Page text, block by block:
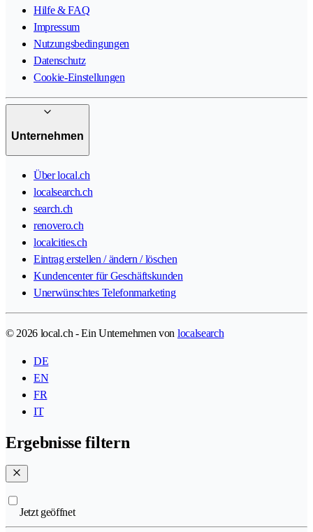
Hilfe & FAQ
Impressum
Nutzungsbedingungen
Datenschutz
Cookie-Einstellungen
Unternehmen
Über local.ch
localsearch.ch
search.ch
renovero.ch
localcities.ch
Eintrag erstellen / ändern / löschen
Kundencenter für Geschäftskunden
Unerwünschtes Telefonmarketing
© 2026 local.ch - Ein Unternehmen von localsearch
DE
EN
FR
IT
Ergebnisse filtern
Jetzt geöffnet